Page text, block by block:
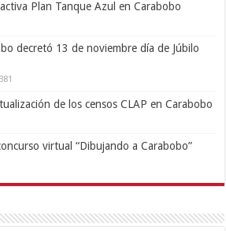
Plan Tanque Azul en Carabobo
decretó 13 de noviembre día de Júbilo
de los censos CLAP en Carabobo
virtual “Dibujando a Carabobo”